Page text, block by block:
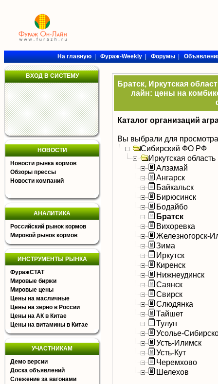
На главную|Фураж-Weekly|Форумы|
ВХОД В СИСТЕМУ
НОВОСТИ
Новости рынка кормов
Обзоры прессы
Новости компаний
АНАЛИТИКА
Российский рынок кормов
Мировой рынок кормов
ИНСТРУМЕНТЫ РЫНКА
ФуражСТАТ
Мировые биржи
Мировые цены
Цены на масличные
Цены на зерно в России
Цены на АК в Китае
Цены на витамины в Китае
УЧАСТНИКАМ
Демо версии
Доска объявлений
Слежение за вагонами
Братск, Иркутская
лайн: цены на
Каталог организаций
Вы выбрали для
Сибирский ФО РФ
Иркутская область
Алзамай
Ангарск
Байкальск
Бирюсинск
Бодайбо
Братск
Вихоревка
Железногорск-
Зима
Иркутск
Киренск
Нижнеудинск
Саянск
Свирск
Слюдянка
Тайшет
Тулун
Усолье-
Усть-Илимск
Усть-Кут
Черемхово
Шелехов